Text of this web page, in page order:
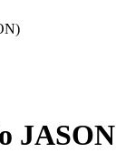
JASON